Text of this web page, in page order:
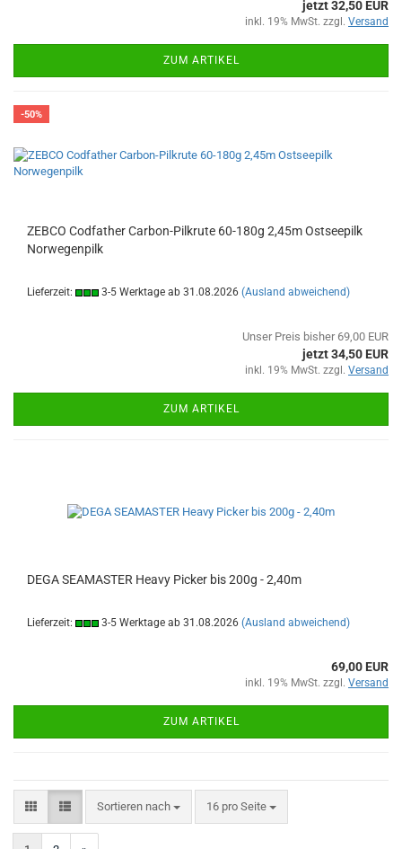
jetzt 32,50 EUR
inkl. 19% MwSt. zzgl. Versand
ZUM ARTIKEL
-50%
ZEBCO Codfather Carbon-Pilkrute 60-180g 2,45m Ostseepilk
Norwegenpilk
Lieferzeit: 3-5 Werktage ab 31.08.2026 (Ausland abweichend)
Unser Preis bisher 69,00 EUR
jetzt 34,50 EUR
inkl. 19% MwSt. zzgl. Versand
ZUM ARTIKEL
DEGA SEAMASTER Heavy Picker bis 200g - 2,40m
Lieferzeit: 3-5 Werktage ab 31.08.2026 (Ausland abweichend)
69,00 EUR
inkl. 19% MwSt. zzgl. Versand
ZUM ARTIKEL
Sortieren nach
Sortieren nach 16 pro Seite
pro Seite